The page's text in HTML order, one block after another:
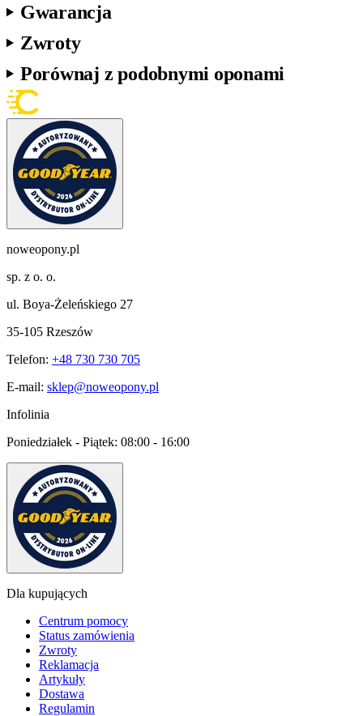
Gwarancja
Zwroty
Porównaj z podobnymi oponami
noweopony.pl
sp. z o. o.
ul. Boya-Żeleńskiego 27
35-105 Rzeszów
Telefon: +48 730 730 705
E-mail: sklep@noweopony.pl
Infolinia
Poniedziałek - Piątek: 08:00 - 16:00
Dla kupujących
Centrum pomocy
Status zamówienia
Zwroty
Reklamacja
Artykuły
Dostawa
Regulamin